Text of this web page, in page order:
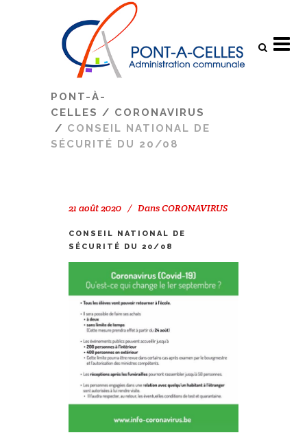
PONT-À-
CELLES / CORONAVIRUS
/ CONSEIL NATIONAL DE
SÉCURITÉ DU 20/08
21 août 2020 DansCORONAVIRUS
CONSEIL NATIONAL DE
SÉCURITÉ DU 20/08